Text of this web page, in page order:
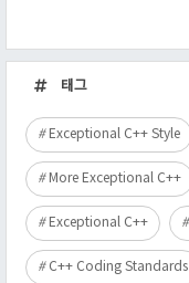
근
글
태그
Exceptional C++ Style
More Exceptional C++
Exceptional C++
C++ Coding Standards